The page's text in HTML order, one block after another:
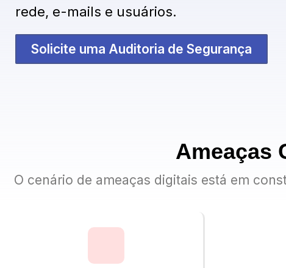
rede, e-mails e usuários.
Solicite uma Auditoria de Segurança
Ameaças
O cenário de ameaças digitais está em